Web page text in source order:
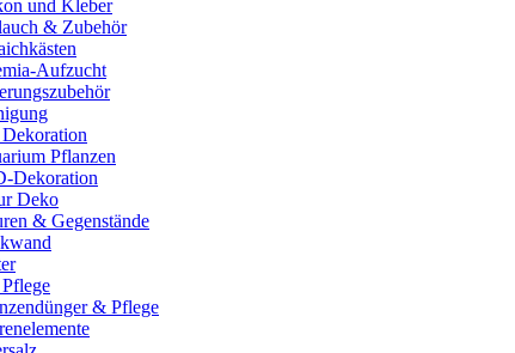
und Kleber
& Zubehör
Aufzucht
Pflanzen
Dekoration
Deko
& Gegenstände
& Pflege